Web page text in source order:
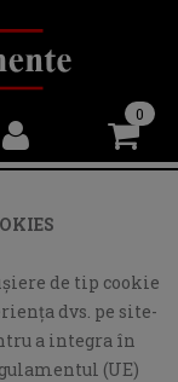
0
de tip cookie
dvs. pe site-
a integra în
(UE)